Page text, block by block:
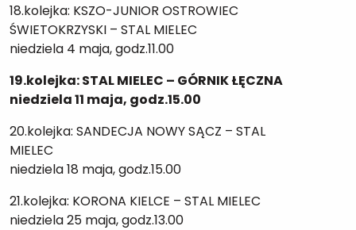
18.kolejka: KSZO-JUNIOR OSTROWIEC
ŚWIETOKRZYSKI – STAL MIELEC
niedziela 4 maja, godz.11.00
19.kolejka: STAL MIELEC – GÓRNIK ŁĘCZNA
niedziela 11 maja, godz.15.00
20.kolejka: SANDECJA NOWY SĄCZ – STAL
MIELEC
niedziela 18 maja, godz.15.00
21.kolejka: KORONA KIELCE – STAL MIELEC
niedziela 25 maja, godz.13.00